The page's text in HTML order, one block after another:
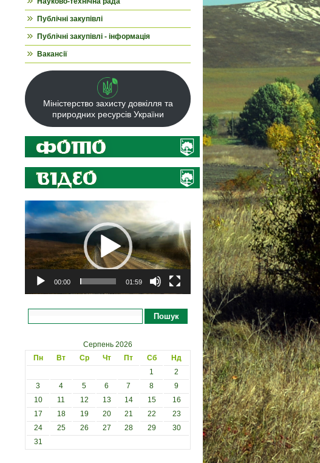
Публічні закупівлі
Публічні закупівлі - інформація
Вакансії
Міністерство захисту довкілля та
природних ресурсів України
Відеопрогравач
00:00 01:59
Пошук
Серпень 2026
Пн
Вт Ср Чт Пт Сб
Нд
1
2
3
4 5 6 7 8
9
10
11 12 13 14 15
16
17
18 19 20 21 22
23
24
25 26 27 28 29
30
31